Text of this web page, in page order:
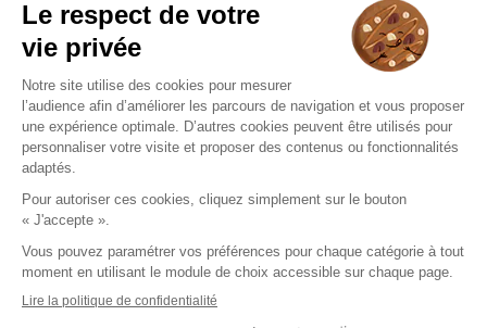
Nous contacter
01 39 62 34 67
Nous contacter
Mentions légales
CGU